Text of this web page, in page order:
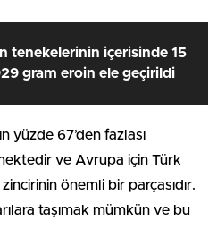
tenekelerinin içerisinde 15
gram eroin ele geçirildi
yüzde 67’den fazlası
ve Avrupa için Türk
önemli bir parçasıdır.
taşımak mümkün ve bu